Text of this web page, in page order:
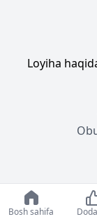
Loyiha
Bosh sahifa